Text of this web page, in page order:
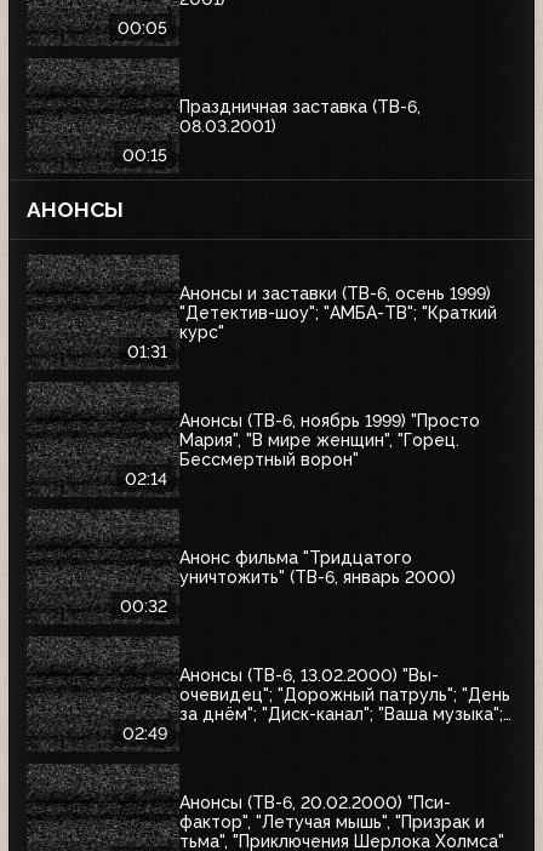
00:05
00:15
Праздничная заставка (ТВ-6,
08.03.2001)
АНОНСЫ
01:31
Анонсы и заставки (ТВ-6, осень 1999)
"Детектив-шоу"; "АМБА-ТВ"; "Краткий
курс"
02:14
Анонсы (ТВ-6, ноябрь 1999) "Просто
Мария", "В мире женщин", "Горец.
Бессмертный ворон"
00:32
Анонс фильма "Тридцатого
уничтожить" (ТВ-6, январь 2000)
02:49
Анонсы (ТВ-6, 13.02.2000) "Вы-
очевидец"; "Дорожный патруль"; "День
за днём"; "Диск-канал"; "Ваша музыка";
Анонсы (ТВ-6, 20.02.2000) "Пси-
фактор", "Летучая мышь", "Призрак и
тьма", "Приключения Шерлока Холмса"